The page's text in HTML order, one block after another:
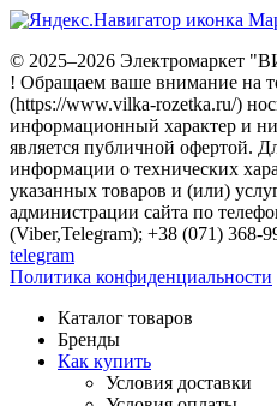
© 2025–2026 Электромаркет
! Обращаем ваше внимание на
(https://www.vilka-rozetka.ru/)
информационный характер и
является публичной офертой.
информации о технических
указанных товаров и (или)
администрации сайта по
(Viber,Telegram); +38 (071) 368-
telegram
Политика конфиденциальности
Каталог товаров
Бренды
Как купить
Условия доставки